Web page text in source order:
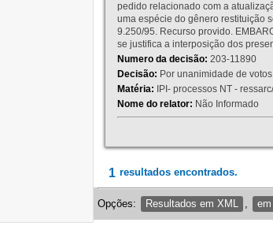
pedido relacionado com a
uma espécie do gênero restituição
9.250/95. Recurso provido.
se justifica a interposição dos
Numero da decisão: 203-11890
Decisão: Por unanimidade de
Matéria: IPI- processos NT -
Nome do relator: Não Informado
1 resultados encontrados.
Opções: Resultados em XML